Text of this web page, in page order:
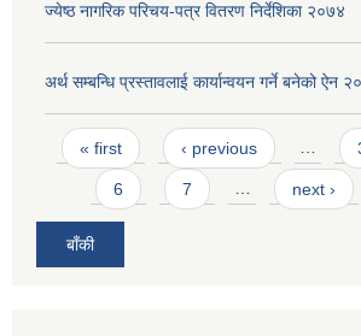
ज्येष्ठ नागरिक परिचय-पत्र वितरण निर्देशिका २०७४
अर्थ सम्बन्धि प्रस्तावलाई कार्यान्वयन गर्ने बनेको ऐन
Pages
« first ‹ previous …
6 7 … next ›
बाँकी